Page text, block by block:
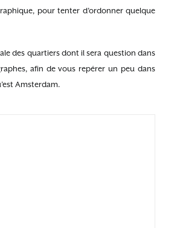
pour tenter d’ordonner quelque
des quartiers dont il sera question dans
afin de vous repérer un peu dans
Amsterdam.